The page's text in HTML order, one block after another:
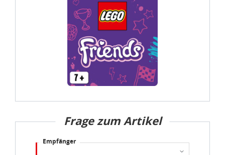
Datenschutzbestimmungen
Impressum
Frage zum Artikel
Empfänger